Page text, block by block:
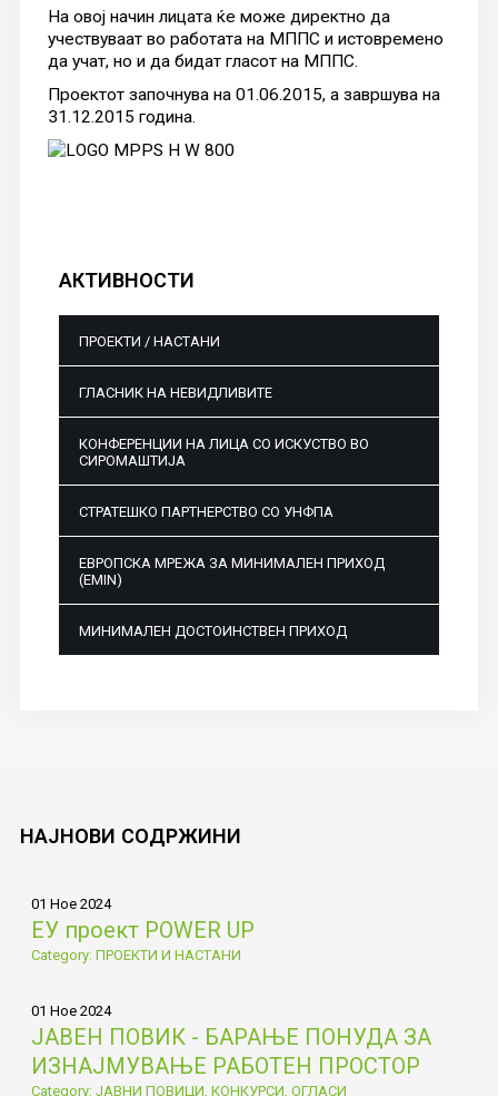
На овој начин лицата ќе може директно да
учествуваат во работата на МППС и истовремено
да учат, но и да бидат гласот на МППС.
Проектот започнувa на 01.06.2015, а завршува на
31.12.2015 година.
АКТИВНОСТИ
ПРОЕКТИ / НАСТАНИ
ГЛАСНИК НА НЕВИДЛИВИТЕ
КОНФЕРЕНЦИИ НА ЛИЦА СО ИСКУСТВО ВО
СИРОМАШТИЈА
СТРАТЕШКО ПАРТНЕРСТВО СО УНФПА
ЕВРОПСКА МРЕЖА ЗА МИНИМАЛЕН ПРИХОД
(EMIN)
МИНИМАЛЕН ДОСТОИНСТВЕН ПРИХОД
НАЈНОВИ СОДРЖИНИ
01 Ное 2024
ЕУ проект POWER UP
Category: ПРОЕКТИ И НАСТАНИ
01 Ное 2024
ЈАВЕН ПОВИК - БАРАЊЕ ПОНУДА ЗА
ИЗНАЈМУВАЊЕ РАБОТЕН ПРОСТОР
Category: ЈАВНИ ПОВИЦИ, КОНКУРСИ, ОГЛАСИ